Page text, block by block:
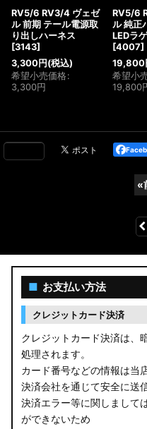
RV5/6 RV3/4 ヴェゼ
ル 前期 テール電源取
り出しハーネス
[3143]
3,300円 (税込)
希望小売価格:
3,300円
RV5/6
ル 純正
LEDラ
[4007]
19,800
希望小
19,800
«
■ お支払い方法
クレジットカード決済
クレジットカード決済は、
処理されます。
カード番号などの情報は当
決済会社を通じて安全に送
決済エラー等に関しまして
ができないため